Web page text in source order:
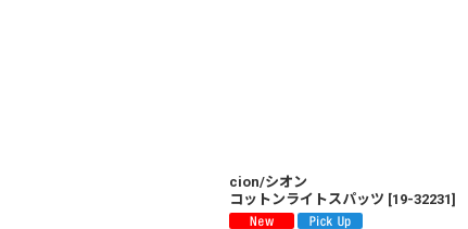
絞り込む
cion/シオン
コットンライトスパッツ [19-32231]